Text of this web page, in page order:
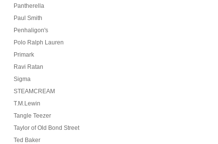
Pantherella
Paul Smith
Penhaligon's
Polo Ralph Lauren
Primark
Ravi Ratan
Sigma
STEAMCREAM
T.M.Lewin
Tangle Teezer
Taylor of Old Bond Street
Ted Baker